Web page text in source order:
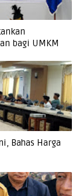
bagi UMKM
Bahas Harga